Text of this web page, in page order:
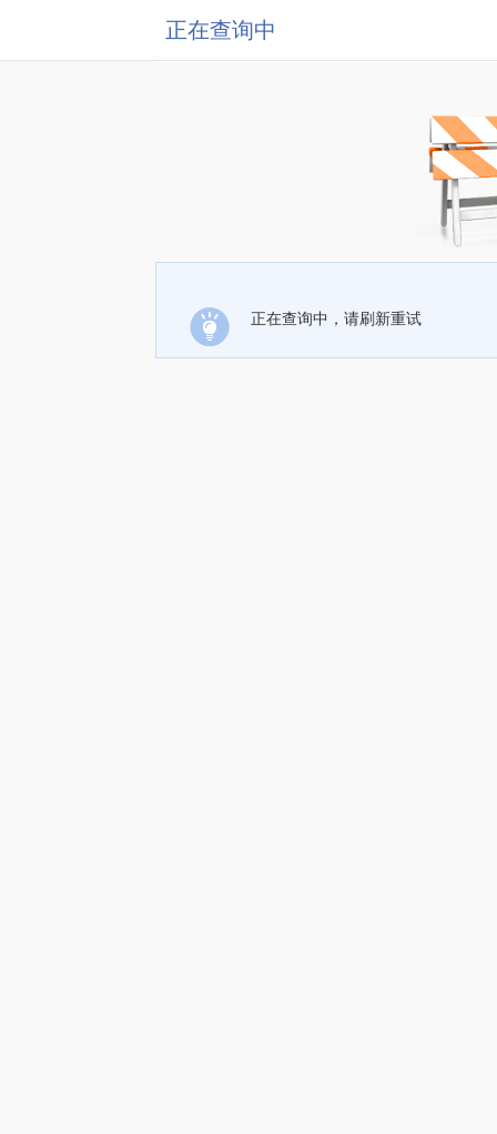
正在查询中
正在查询中，请刷新重试